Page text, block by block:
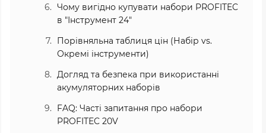
Чому вигідно купувати набори PROFITEC
в "Інструмент 24"
Порівняльна таблиця цін (Набір vs.
Окремі інструменти)
Догляд та безпека при використанні
акумуляторних наборів
FAQ: Часті запитання про набори
PROFITEC 20V